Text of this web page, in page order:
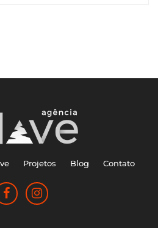
Projetos Blog Contato